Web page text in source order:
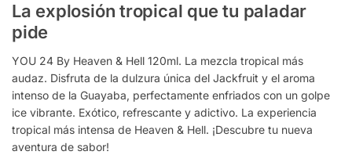
La explosión tropical que tu paladar
pide
YOU 24 By Heaven & Hell 120ml. La mezcla tropical más
audaz. Disfruta de la dulzura única del Jackfruit y el aroma
intenso de la Guayaba, perfectamente enfriados con un golpe
ice vibrante. Exótico, refrescante y adictivo. La experiencia
tropical más intensa de Heaven & Hell. ¡Descubre tu nueva
aventura de sabor!